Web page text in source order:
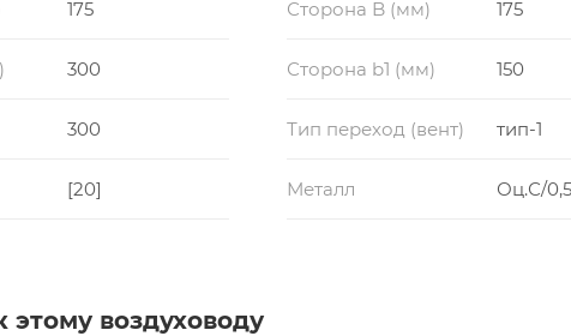
175 Сторона B (мм) 175
300 Сторона b1 (мм) 150
300 Тип переход (вент) тип-1
[20] Металл Оц.С/
этому воздуховоду